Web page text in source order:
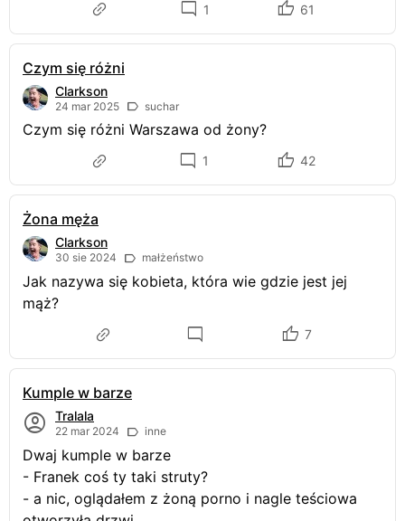
1 61
Czym się różni
Clarkson
24 mar 2025 suchar
Czym się różni Warszawa od żony?
1 42
Żona męża
Clarkson
30 sie 2024 małżeństwo
Jak nazywa się kobieta, która wie gdzie jest jej
mąż?
7
Kumple w barze
Tralala
22 mar 2024 inne
Dwaj kumple w barze
- Franek coś ty taki struty?
- a nic, oglądałem z żoną porno i nagle teściowa